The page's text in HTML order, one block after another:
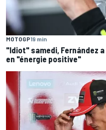
MOTOGP19 min
"Idiot" samedi, Fernández
en "énergie positive"